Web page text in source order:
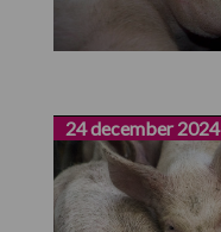
24 december 2024